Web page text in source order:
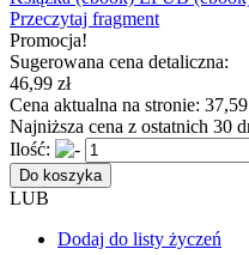
Przeczytaj fragment
Promocja!
Sugerowana cena detaliczna:
46,99 zł
Cena aktualna na stronie: 37,59
Najniższa cena z ostatnich 30
Ilość:
Do koszyka
LUB
Dodaj do listy życzeń